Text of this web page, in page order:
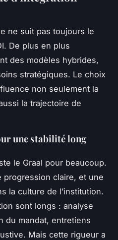
ne suit pas toujours le
De plus en plus
des modèles hybrides,
stratégiques. Le choix
non seulement la
la trajectoire de
une stabilité long
le Graal pour beaucoup.
claire, et une
la culture de l’institution.
sont longs : analyse
du mandat, entretiens
Mais cette rigueur a